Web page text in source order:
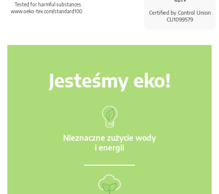
Certified by Control Union
CU1099579
Tested for harmful substances.
www.oeko-tex.com/standard100
Jesteśmy eko!
Nieznaczne zużycie wody
i energii